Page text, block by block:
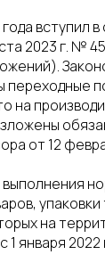
вступил
2023 г. №
переходные
на
от 12
на
января 2022